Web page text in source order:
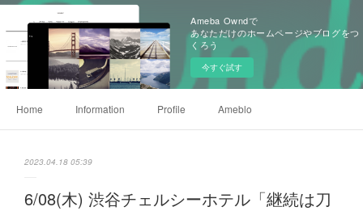
Ameba Owndで
あなただけのホームページやブログをつ
くろう
今すぐ試す
Home Information Profile Ameblo
2023.04.18 05:39
6/08(木) 渋谷チェルシーホテル「継続は刀